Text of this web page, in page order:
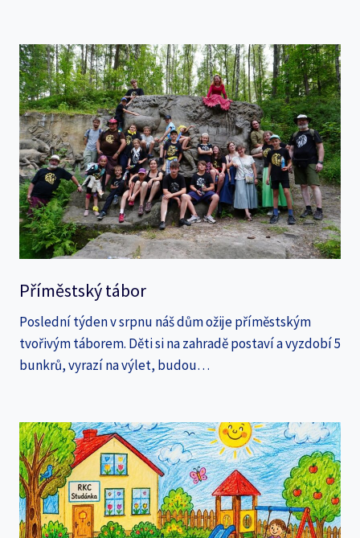
Příměstský tábor
Poslední týden v srpnu náš dům ožije příměstským
tvořivým táborem. Děti si na zahradě postaví a vyzdobí 5
bunkrů, vyrazí na výlet, budou…